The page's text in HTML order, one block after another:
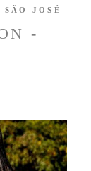
-
JOSÉ